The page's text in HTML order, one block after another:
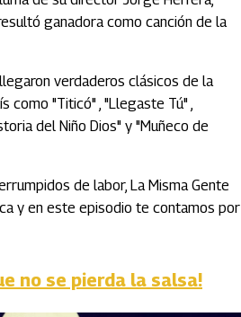
ganadora como canción de la
verdaderos clásicos de la
como "Titicó" , "Llegaste Tú" ,
del Niño Dios" y "Muñeco de
de labor, La Misma Gente
y en este episodio te contamos por
no se pierda la salsa!